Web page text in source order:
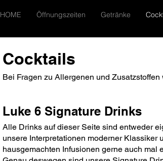
HOME Öffnungszeiten Getränke
Cocktails
Bei Fragen zu Allergenen und
Luke 6 Signature Drinks
Alle Drinks auf dieser Seite sind entweder
unsere Interpretationen moderner Klassiker
hausgemachten Infusionen gerne auch mal